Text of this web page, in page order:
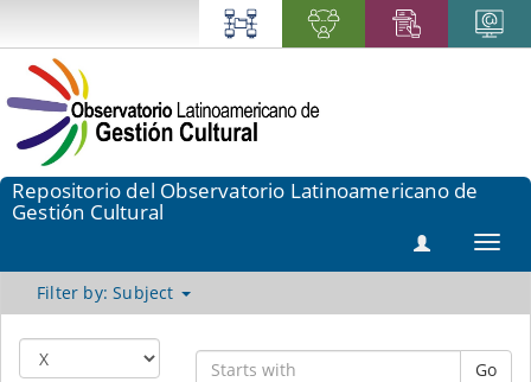
Repositorio del Observatorio Latinoamericano de
Gestión Cultural
Filter by: Subject
Go